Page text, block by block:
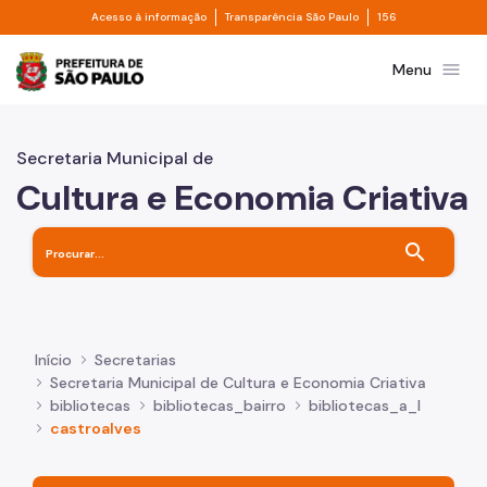
Pular para o Conteúdo principal
Acesso à informação Divisor de acesso à informação
Transparência São Paulo Divisor de
156
Prefeitura de São PauloMenu menu
Secretaria Municipal de
Cultura e Economia Criativa
search
Início
Secretarias
Secretaria Municipal de Cultura e Economia Criativa
bibliotecas
bibliotecas_bairro
bibliotecas_a_l
castroalves